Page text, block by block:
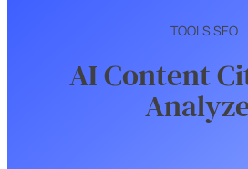
TOOLS SEO
AI Content